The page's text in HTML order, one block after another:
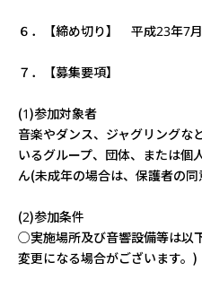
６．【締め切り】 平成23年7
７．【募集要項】
(1)参加対象者
音楽やダンス、ジャグリングな
いるグループ、団体、または個
ん(未成年の場合は、保護者の同
(2)参加条件
○実施場所及び音響設備等は以
変更になる場合がございます。)